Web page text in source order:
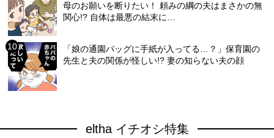
母のお願いを断りたい！ 頼みの綱の夫はまさかの無
関心!? 自体は最悪の結末に…
「娘の通園バッグに手紙が入ってる…？」保育園の
先生と夫の関係が怪しい!? 妻の知らない夫の顔
eltha イチオシ特集